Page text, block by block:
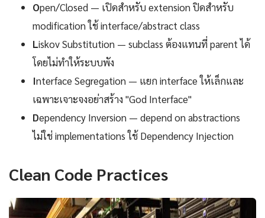
Open/Closed — เปิดสำหรับ extension ปิดสำหรับ
modification ใช้ interface/abstract class
Liskov Substitution — subclass ต้องแทนที่ parent ได้
โดยไม่ทำให้ระบบพัง
Interface Segregation — แยก interface ให้เล็กและ
เฉพาะเจาะจงอย่าสร้าง "God Interface"
Dependency Inversion — depend on abstractions
ไม่ใช่ implementations ใช้ Dependency Injection
Clean Code Practices